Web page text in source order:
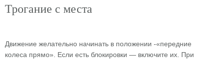
Трогание с места
Движение желательно начинать в положении -«передние
колеса прямо». Если есть блокировки — включите их. При